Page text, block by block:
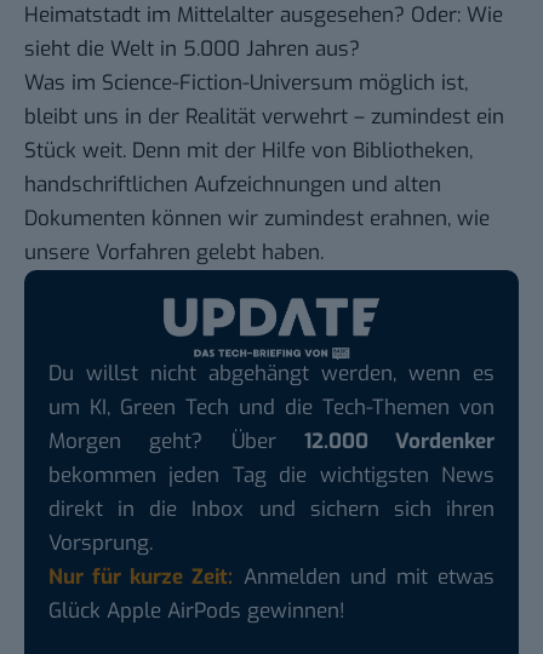
Heimatstadt im Mittelalter ausgesehen? Oder: Wie
sieht die Welt in 5.000 Jahren aus?
Was im Science-Fiction-Universum möglich ist,
bleibt uns in der Realität verwehrt – zumindest ein
Stück weit. Denn mit der Hilfe von Bibliotheken,
handschriftlichen Aufzeichnungen und alten
Dokumenten können wir zumindest erahnen, wie
unsere Vorfahren gelebt haben.
Du willst nicht abgehängt werden, wenn es
um KI, Green Tech und die Tech-Themen von
Morgen geht? Über 12.000 Vordenker
bekommen jeden Tag die wichtigsten News
direkt in die Inbox und sichern sich ihren
Vorsprung.
Nur für kurze Zeit: Anmelden und mit etwas
Glück Apple AirPods gewinnen!